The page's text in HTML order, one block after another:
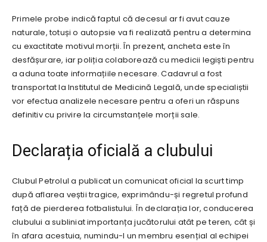
Primele probe indică faptul că decesul ar fi avut cauze
naturale, totuși o autopsie va fi realizată pentru a determina
cu exactitate motivul morții. În prezent, ancheta este în
desfășurare, iar poliția colaborează cu medicii legiști pentru
a aduna toate informațiile necesare. Cadavrul a fost
transportat la Institutul de Medicină Legală, unde specialiștii
vor efectua analizele necesare pentru a oferi un răspuns
definitiv cu privire la circumstanțele morții sale.
Declarația oficială a clubului
Clubul Petrolul a publicat un comunicat oficial la scurt timp
după aflarea veștii tragice, exprimându-și regretul profund
față de pierderea fotbalistului. În declarația lor, conducerea
clubului a subliniat importanța jucătorului atât pe teren, cât și
în afara acestuia, numindu-l un membru esențial al echipei